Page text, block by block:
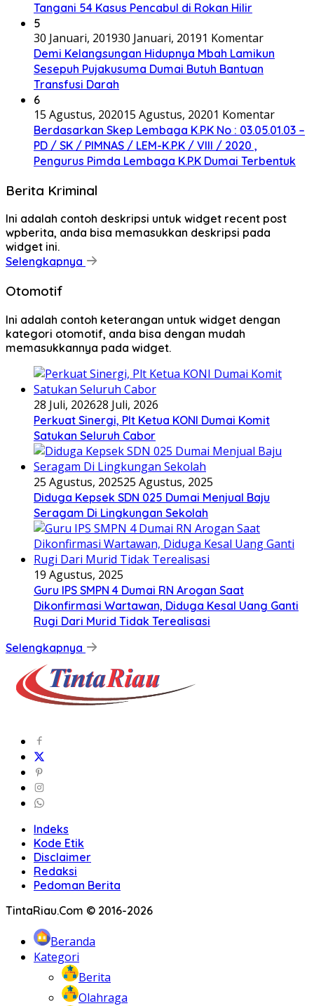
Tangani 54 Kasus Pencabul di Rokan Hilir
5
30 Januari, 201930 Januari, 20191 Komentar
Demi Kelangsungan Hidupnya Mbah Lamikun
Sesepuh Pujakusuma Dumai Butuh Bantuan
Transfusi Darah
6
15 Agustus, 202015 Agustus, 20201 Komentar
Berdasarkan Skep Lembaga K.P.K No : 03.05.01.03 –
PD / SK / PIMNAS / LEM-K.P.K / VIII / 2020 ,
Pengurus Pimda Lembaga K.P.K Dumai Terbentuk
Berita Kriminal
Ini adalah contoh deskripsi untuk widget recent post
wpberita, anda bisa memasukkan deskripsi pada
widget ini.
Selengkapnya
Otomotif
Ini adalah contoh keterangan untuk widget dengan
kategori otomotif, anda bisa dengan mudah
memasukkannya pada widget.
28 Juli, 202628 Juli, 2026
Perkuat Sinergi, Plt Ketua KONI Dumai Komit
Satukan Seluruh Cabor
25 Agustus, 202525 Agustus, 2025
Diduga Kepsek SDN 025 Dumai Menjual Baju
Seragam Di Lingkungan Sekolah
19 Agustus, 2025
Guru IPS SMPN 4 Dumai RN Arogan Saat
Dikonfirmasi Wartawan, Diduga Kesal Uang Ganti
Rugi Dari Murid Tidak Terealisasi
Selengkapnya
Indeks
Kode Etik
Disclaimer
Redaksi
Pedoman Berita
TintaRiau.Com © 2016-2026
Beranda
Kategori
Berita
Olahraga